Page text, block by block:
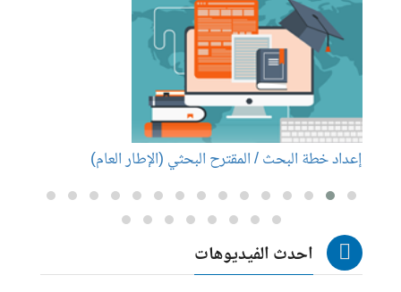
إعداد خطة البحث / المقترح البحثي (الإطار العام)
احدث الفيديوهات